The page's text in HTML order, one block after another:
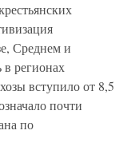
Среднем и
регионах
вступило от 8,5
почти
по